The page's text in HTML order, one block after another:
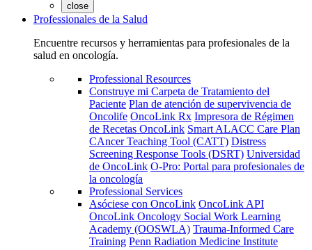
close
Professionales de la Salud
Encuentre recursos y herramientas para profesionales de la
salud en oncología.
Professional Resources
Construye mi Carpeta de Tratamiento del
Paciente Plan de atención de supervivencia de
Oncolife OncoLink Rx Impresora de Régimen
de Recetas OncoLink Smart ALACC Care Plan
CAncer Teaching Tool (CATT) Distress
Screening Response Tools (DSRT) Universidad
de OncoLink O-Pro: Portal para profesionales de
la oncología
Professional Services
Asóciese con OncoLink OncoLink API
OncoLink Oncology Social Work Learning
Academy (OOSWLA) Trauma-Informed Care
Training Penn Radiation Medicine Institute